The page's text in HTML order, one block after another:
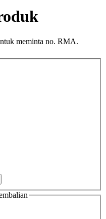
meminta no. RMA.